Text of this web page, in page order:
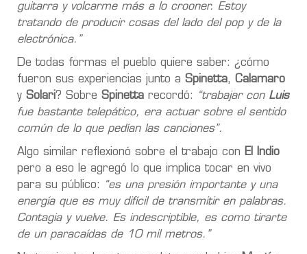
guitarra y volcarme más a lo crooner. Estoy
tratando de producir cosas del lado del pop y de la
electrónica.”
De todas formas el pueblo quiere saber: ¿cómo
fueron sus experiencias junto a Spinetta, Calamaro
y Solari? Sobre Spinetta recordó: “trabajar con Luis
fue bastante telepático, era actuar sobre el sentido
común de lo que pedían las canciones”.
Algo similar reflexionó sobre el trabajo con El Indio
pero a eso le agregó lo que implica tocar en vivo
para su público:
“es una presión importante y una
energía que es muy difícil de transmitir en palabras.
Contagia y vuelve. Es indescriptible, es como tirarte
de un paracaídas de 10 mil metros.”